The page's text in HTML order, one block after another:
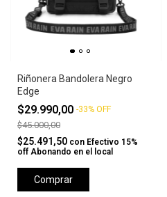
Riñonera Bandolera Negro
Edge
$29.990,00 -33% OFF
$45.000,00
$25.491,50 con Efectivo 15%
off Abonando en el local
Comprar